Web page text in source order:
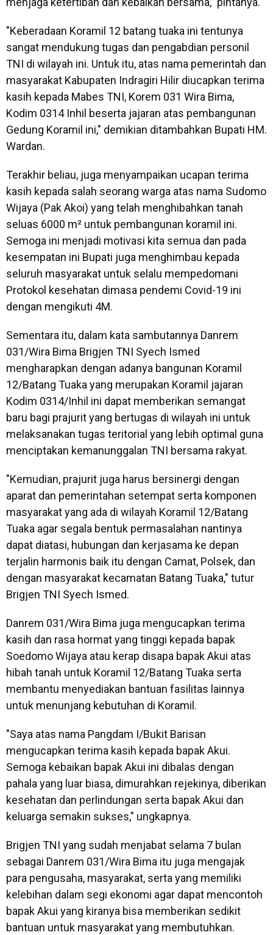
"Keberadaan Koramil 12 batang tuaka ini tentunya
sangat mendukung tugas dan pengabdian personil
TNI di wilayah ini. Untuk itu, atas nama pemerintah dan
masyarakat Kabupaten Indragiri Hilir diucapkan terima
kasih kepada Mabes TNI, Korem 031 Wira Bima,
Kodim 0314 Inhil beserta jajaran atas pembangunan
Gedung Koramil ini," demikian ditambahkan Bupati HM.
Wardan.
Terakhir beliau, juga menyampaikan ucapan terima
kasih kepada salah seorang warga atas nama Sudomo
Wijaya (Pak Akoi) yang telah menghibahkan tanah
seluas 6000 m² untuk pembangunan koramil ini.
Semoga ini menjadi motivasi kita semua dan pada
kesempatan ini Bupati juga menghimbau kepada
seluruh masyarakat untuk selalu mempedomani
Protokol kesehatan dimasa pendemi Covid-19 ini
dengan mengikuti 4M.
Sementara itu, dalam kata sambutannya Danrem
031/Wira Bima Brigjen TNI Syech Ismed
mengharapkan dengan adanya bangunan Koramil
12/Batang Tuaka yang merupakan Koramil jajaran
Kodim 0314/Inhil ini dapat memberikan semangat
baru bagi prajurit yang bertugas di wilayah ini untuk
melaksanakan tugas teritorial yang lebih optimal guna
menciptakan kemanunggalan TNI bersama rakyat.
"Kemudian, prajurit juga harus bersinergi dengan
aparat dan pemerintahan setempat serta komponen
masyarakat yang ada di wilayah Koramil 12/Batang
Tuaka agar segala bentuk permasalahan nantinya
dapat diatasi, hubungan dan kerjasama ke depan
terjalin harmonis baik itu dengan Camat, Polsek, dan
dengan masyarakat kecamatan Batang Tuaka," tutur
Brigjen TNI Syech Ismed.
Danrem 031/Wira Bima juga mengucapkan terima
kasih dan rasa hormat yang tinggi kepada bapak
Soedomo Wijaya atau kerap disapa bapak Akui atas
hibah tanah untuk Koramil 12/Batang Tuaka serta
membantu menyediakan bantuan fasilitas lainnya
untuk menunjang kebutuhan di Koramil.
"Saya atas nama Pangdam I/Bukit Barisan
mengucapkan terima kasih kepada bapak Akui.
Semoga kebaikan bapak Akui ini dibalas dengan
pahala yang luar biasa, dimurahkan rejekinya, diberikan
kesehatan dan perlindungan serta bapak Akui dan
keluarga semakin sukses," ungkapnya.
Brigjen TNI yang sudah menjabat selama 7 bulan
sebagai Danrem 031/Wira Bima itu juga mengajak
para pengusaha, masyarakat, serta yang memiliki
kelebihan dalam segi ekonomi agar dapat mencontoh
bapak Akui yang kiranya bisa memberikan sedikit
bantuan untuk masyarakat yang membutuhkan.